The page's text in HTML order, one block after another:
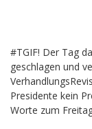
#TGIF! Der Tag
geschlagen und
Presidente kein
Worte zum